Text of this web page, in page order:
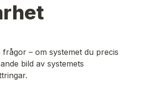
– om systemet du precis
bild av systemets